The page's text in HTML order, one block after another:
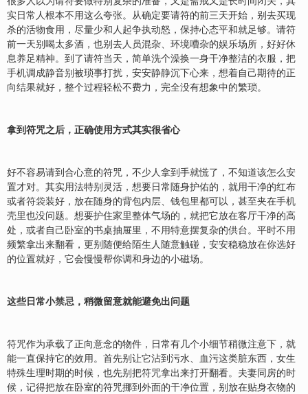
实日常人根本不用这么夸张。从确定要请符的前三天开始，别去买现
杀的活物食用，尽量少和人起争执动怒，保持心态平和就足够。请符
前一天别喝太多酒，也别去人员混杂、环境嘈杂的娱乐场所，好好休
息养足精神。到了请符当天，简单洗个澡换一身干净整洁的衣服，把
手机调成静音别被琐事打扰，安安静静沉下心来，想着自己期待的正
向结果就好，整个过程轻松不费力，完全没有想象中的繁琐。
拿到符咒之后，正确使用方式其实很省心
好不容易请到合心意的符咒，不少人拿到手就慌了，不知道该怎么安
置才对。其实用法特别灵活，想要日常随身护佑的，就用干净的红布
或者符袋装好，放在随身的背包内层、钱包里都可以，甚至夹在手机
壳里也没问题。想要护住家里整体气场的，就把它放在客厅干净的高
处，或者自己卧室的书桌抽屉里，不用特意摆复杂的供台。平时不用
频繁拿出来翻看，更别随便给陌生人随意触碰，安安稳稳放在你选好
的位置就好，它会慢慢帮你调和身边的小磁场。
这些日常小禁忌 ，稍微留意就能避免出问题
符咒作为承载了正向意念的物件，日常有几个小细节稍微注意下，就
能一直保持它的效用。首先别让它沾到污水、血污这类脏东西，女生
特殊生理时期的时候，也先别把符咒拿出来打开翻看。夫妻同房的时
候，记得把放在卧室的符咒挪到外面的干净位置，别放在贴身衣物的